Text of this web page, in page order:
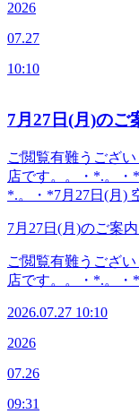
頃のメンテナンス
*.。・*.。・*.。・*.
ア&amp;骨盤ストレ
イオンモール多摩平
不動・南平からは
グスクール・多摩平
042-843-1147 ※オ
内出来る場合があ
集中的な豪雨がき
か？それともこれか
頃のメンテナンス
ひお越しください
*.。・*.。・*.。・
ア&amp;骨盤ストレ
♪〈営業時間〉終日
イオンモール多摩平
不動・南平からは
グスクール・多摩平
内出来る場合があ
2026
07.27
10:10
7月27日(月)のご
ご閲覧有難うござ
店です。。・*.。・
*.。・*7月27日(月)
内可能となってお
*.。・。。・*.。・
*.。・。 。。・*.。
ッチ』を取り入れ
日:10時00分～21時
平の森店〈アクセス
車でのご利用がオス
平図書館から徒歩
7月27日(月)のご案
ご閲覧有難うござ
店です。。・*.。・
空きがございます。
内可能となってお
*.。・。 。。・*.。
2026.07.27 10:10
2026
07.26
09:31